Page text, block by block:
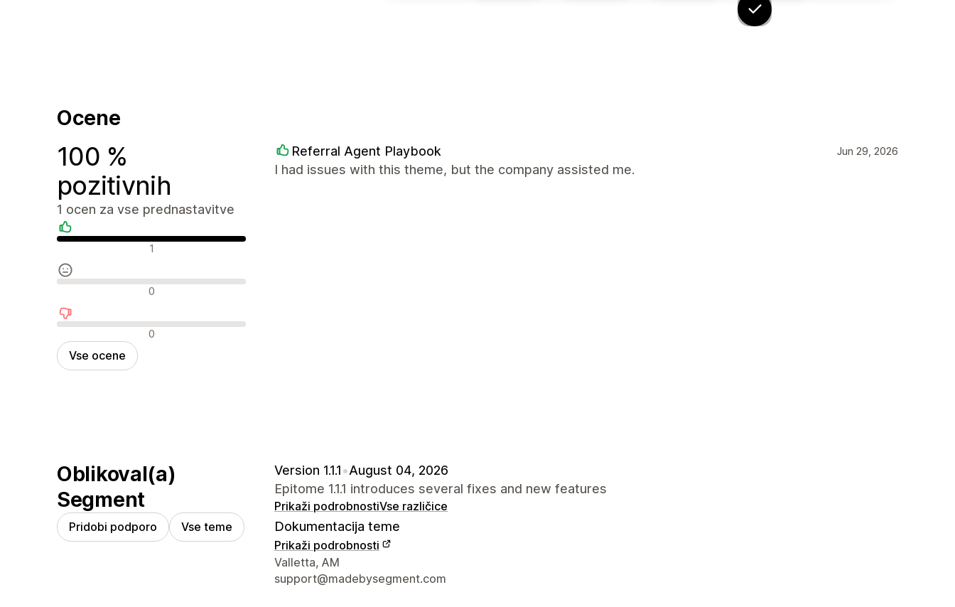
Ocene
100 %
pozitivnih
1 ocen za vse prednastavitve
Pozitivne ocene 1
Nevtralne ocene 0
Negativne ocene 0
Vse ocene
Referral Agent Playbook Jun 29, 2026
I had issues with this theme, but the company assisted me.
Oblikoval(a)
Segment
Pridobi podporo Vse teme
Version 1.1.1•August 04, 2026
Epitome 1.1.1 introduces several fixes and new features
Prikaži podrobnostiVse različice
Dokumentacija teme
Prikaži podrobnosti
Podatki za stik z oblikovalcem
Valletta, AM
support@madebysegment.com